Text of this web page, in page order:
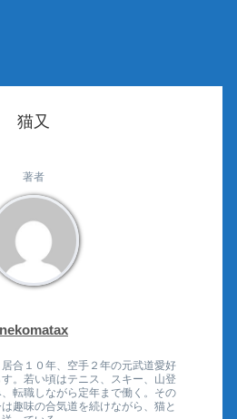
猫又
著者
nekomatax
合１０年、空手２年の元武道愛好
。若い頃はテニス、スキー、山登
転職しながら定年まで働く。その
趣味の合気道を続けながら、猫と